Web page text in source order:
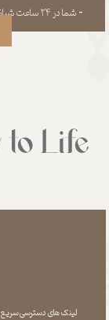
​​​​​​​​​​​​​​- شما در ۲۴ ساعت شبانه روز و ۷ روز هفته می‌‏توانید سفارش خود را ثبت کنید.
لینک های دسترسی سریع